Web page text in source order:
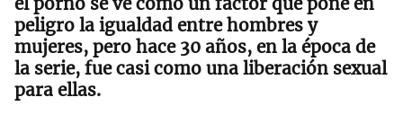
peligro la igualdad entre hombres y
mujeres, pero hace 30 años, en la época de
la serie, fue casi como una liberación sexual
para ellas.